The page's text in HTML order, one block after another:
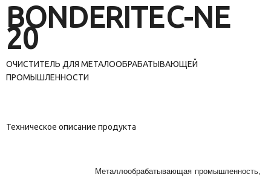
BONDERITEC-NE
20
ОЧИСТИТЕЛЬ ДЛЯ МЕТАЛООБРАБАТЫВАЮЩЕЙ
ПРОМЫШЛЕННОСТИ
Техническое описание продукта
Металлообрабатывающая промышленность,